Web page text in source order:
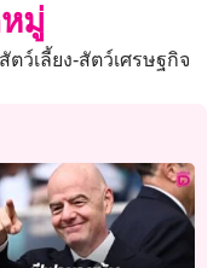
มู่
ว์เลี้ยง-สัตว์เศรษฐกิจ